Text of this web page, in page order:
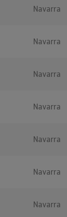
Navarra
Navarra
Navarra
Navarra
Navarra
Navarra
Navarra